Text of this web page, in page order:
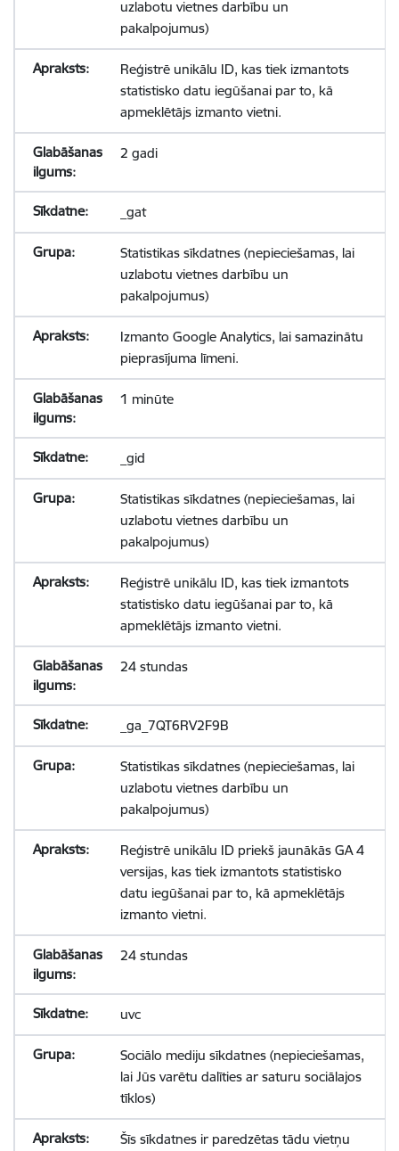
uzlabotu vietnes darbību un
pakalpojumus)
Reģistrē unikālu ID, kas tiek izmantots
statistisko datu iegūšanai par to, kā
apmeklētājs izmanto vietni.
2 gadi
_gat
Statistikas sīkdatnes (nepieciešamas, lai
uzlabotu vietnes darbību un
pakalpojumus)
Izmanto Google Analytics, lai samazinātu
pieprasījuma līmeni.
1 minūte
_gid
Statistikas sīkdatnes (nepieciešamas, lai
uzlabotu vietnes darbību un
pakalpojumus)
Reģistrē unikālu ID, kas tiek izmantots
statistisko datu iegūšanai par to, kā
apmeklētājs izmanto vietni.
24 stundas
_ga_7QT6RV2F9B
Statistikas sīkdatnes (nepieciešamas, lai
uzlabotu vietnes darbību un
pakalpojumus)
Reģistrē unikālu ID priekš jaunākās GA 4
versijas, kas tiek izmantots statistisko
datu iegūšanai par to, kā apmeklētājs
izmanto vietni.
24 stundas
uvc
Sociālo mediju sīkdatnes (nepieciešamas,
lai Jūs varētu dalīties ar saturu sociālajos
tīklos)
Šīs sīkdatnes ir paredzētas tādu vietņu